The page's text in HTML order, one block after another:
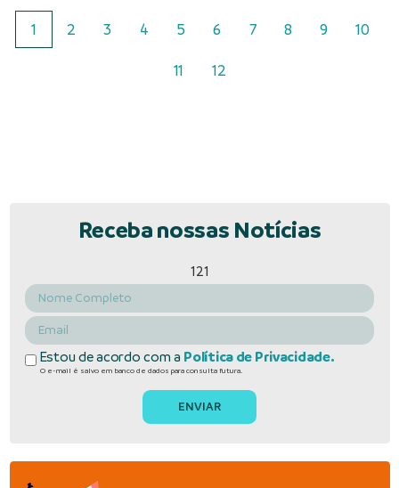
1 2 3 4 5 6 7 8 9 10
11 12
Receba nossas Notícias
121
Estou de acordo com a Política de Privacidade.
O e-mail é salvo em banco de dados para consulta futura.